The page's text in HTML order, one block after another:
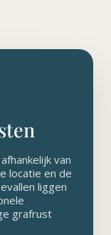
van
locatie en de
liggen
grafrust